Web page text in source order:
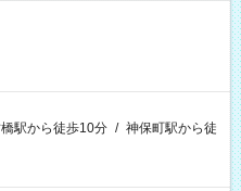
駅から徒歩10分 / 神保町駅から徒